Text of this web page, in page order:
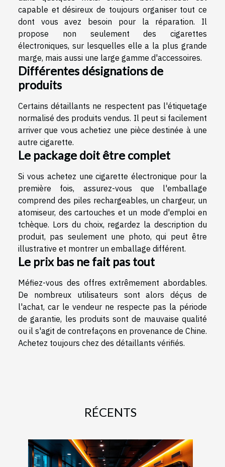
capable et désireux de toujours organiser tout ce
dont vous avez besoin pour la réparation. Il
propose non seulement des cigarettes
électroniques, sur lesquelles elle a la plus grande
marge, mais aussi une large gamme d'accessoires.
Différentes désignations de
produits
Certains détaillants ne respectent pas l'étiquetage
normalisé des produits vendus. Il peut si facilement
arriver que vous achetiez une pièce destinée à une
autre cigarette.
Le package doit être complet
Si vous achetez une cigarette électronique pour la
première fois, assurez-vous que l'emballage
comprend des piles rechargeables, un chargeur, un
atomiseur, des cartouches et un mode d'emploi en
tchèque. Lors du choix, regardez la description du
produit, pas seulement une photo, qui peut être
illustrative et montrer un emballage différent.
Le prix bas ne fait pas tout
Méfiez-vous des offres extrêmement abordables.
De nombreux utilisateurs sont alors déçus de
l'achat, car le vendeur ne respecte pas la période
de garantie, les produits sont de mauvaise qualité
ou il s'agit de contrefaçons en provenance de Chine.
Achetez toujours chez des détaillants vérifiés.
RÉCENTS